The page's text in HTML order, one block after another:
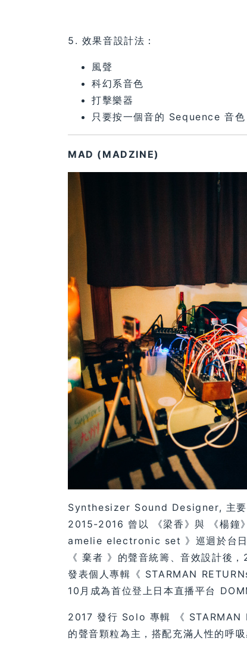
5. 效果音設計法：
風聲
科幻系音色
打擊樂器
只要按一個音的 Sequence 音色
MAD (MADZINE)
Synthesizer Sound Designer, 主要
2015-2016 曾以 《梁香》與 《楊鐘
amelie electronic set 》巡迴於台日
《 棄者 》的聲音統籌、音效設計後
發表個人專輯《 STARMAN
10月成為首位登上日本直播平台
2017 發行 Solo 專輯 《 STARMAN
的聲音顆粒為主，搭配充滿人性的呼